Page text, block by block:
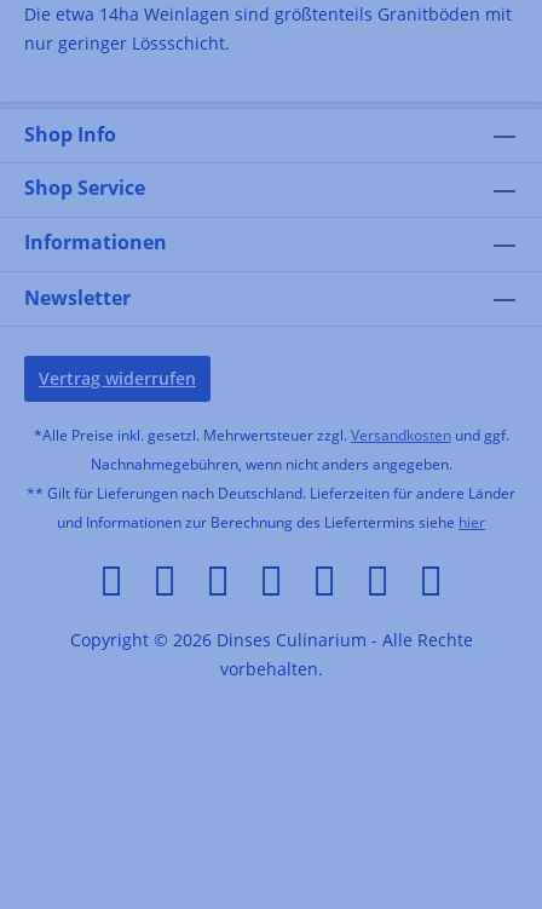
Die etwa 14ha Weinlagen sind größtenteils Granitböden mit
nur geringer Lössschicht.
Shop Info
Shop Service
Informationen
Newsletter
Vertrag widerrufen
*Alle Preise inkl. gesetzl. Mehrwertsteuer zzgl. Versandkostenund ggf.
Nachnahmegebühren, wenn nicht anders angegeben.
** Gilt für Lieferungen nach Deutschland. Lieferzeiten für andere Länder
und Informationen zur Berechnung des Liefertermins siehe hier
Copyright © 2026 Dinses Culinarium - Alle Rechte
vorbehalten.